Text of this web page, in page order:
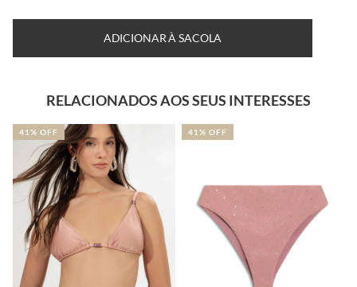
ADICIONAR À SACOLA
RELACIONADOS AOS SEUS INTERESSES
41% OFF